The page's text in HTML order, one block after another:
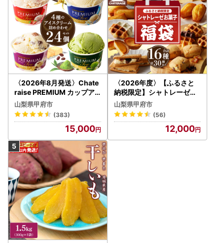
〈2026年8月発送〉Chate
raise PREMIUM カップア
イス 詰合せ 4種 24個 アイ
ス
山梨県甲府市
(383)
15,000
〈2026年度〉【ふるさと
納税限定】シャトレーゼ人
気お菓子勢ぞろい!! お菓子
福箱 シャトレーゼ
山梨県甲府市
(56)
12,000